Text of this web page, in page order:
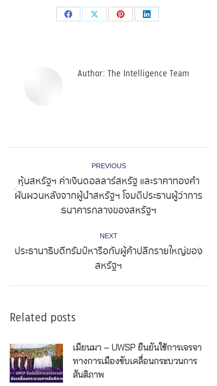
Share
Share
Share
Share
Author: The Intelligence Team
navigation
PREVIOUS
Previous
post:
หุ้นสหรัฐฯ ค่าเงินดอลลาร์สหรัฐ และราคาทองคำ
ผันผวนหลังจากผู้นำสหรัฐฯ โจมตีประธานผู้ว่าการ
ธนาคารกลางของสหรัฐฯ
NEXT
Next
post:
ประธานาธิบดีทรัมป์หารือกับผู้ค้าปลีกรายใหญ่ของ
สหรัฐฯ
Related posts
เมียนมา – UWSP ยืนยันใช้การเจรจา
ทางการเมืองขับเคลื่อนกระบวนการ
สันติภาพ